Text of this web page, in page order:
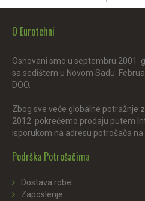
O Eurotehni
Osnovani smo u septembru 2001.
sa sedištem u Novom Sadu.
DOO.
Zbog sve veće globalne potražnje
2012. pokrećemo prodaju putem
isporukom na adresu potrošača na
Podrška Potrošačima
Dostava robe
Zaposlenje